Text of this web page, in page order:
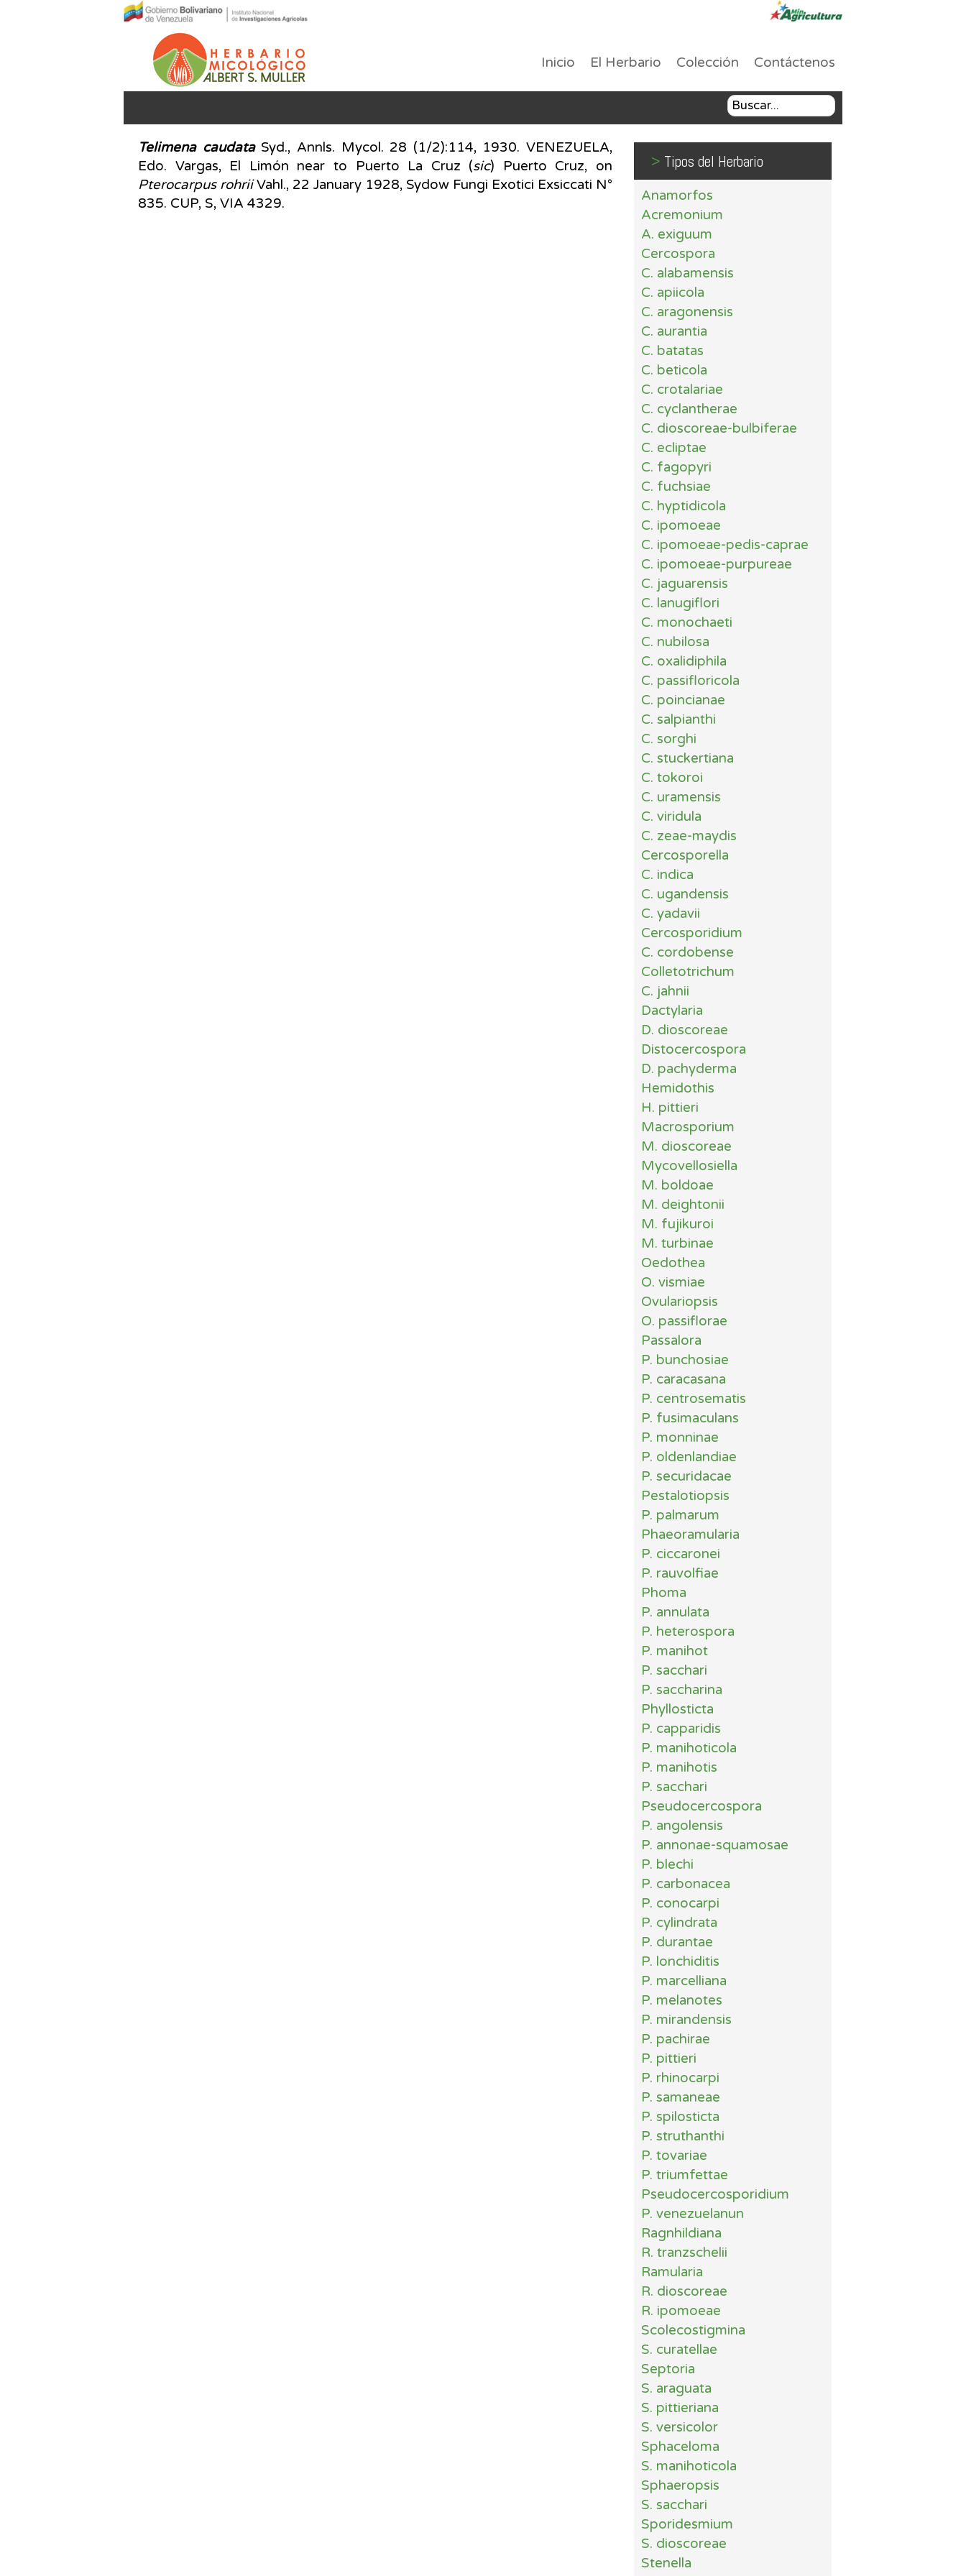
Inicio El Herbario Colección Contáctenos
Telimena caudata Syd., Annls. Mycol. 28 (1/2):114, 1930. VENEZUELA,
Edo. Vargas, El Limón near to Puerto La Cruz (sic) Puerto Cruz, on
Pterocarpus rohriiVahl., 22 January 1928, Sydow Fungi Exotici Exsiccati N°
835. CUP, S, VIA 4329.
> Tipos del Herbario
Anamorfos
Acremonium
A. exiguum
Cercospora
C. alabamensis
C. apiicola
C. aragonensis
C. aurantia
C. batatas
C. beticola
C. crotalariae
C. cyclantherae
C. dioscoreae-bulbiferae
C. ecliptae
C. fagopyri
C. fuchsiae
C. hyptidicola
C. ipomoeae
C. ipomoeae-pedis-caprae
C. ipomoeae-purpureae
C. jaguarensis
C. lanugiflori
C. monochaeti
C. nubilosa
C. oxalidiphila
C. passifloricola
C. poincianae
C. salpianthi
C. sorghi
C. stuckertiana
C. tokoroi
C. uramensis
C. viridula
C. zeae-maydis
Cercosporella
C. indica
C. ugandensis
C. yadavii
Cercosporidium
C. cordobense
Colletotrichum
C. jahnii
Dactylaria
D. dioscoreae
Distocercospora
D. pachyderma
Hemidothis
H. pittieri
Macrosporium
M. dioscoreae
Mycovellosiella
M. boldoae
M. deightonii
M. fujikuroi
M. turbinae
Oedothea
O. vismiae
Ovulariopsis
O. passiflorae
Passalora
P. bunchosiae
P. caracasana
P. centrosematis
P. fusimaculans
P. monninae
P. oldenlandiae
P. securidacae
Pestalotiopsis
P. palmarum
Phaeoramularia
P. ciccaronei
P. rauvolfiae
Phoma
P. annulata
P. heterospora
P. manihot
P. sacchari
P. saccharina
Phyllosticta
P. capparidis
P. manihoticola
P. manihotis
P. sacchari
Pseudocercospora
P. angolensis
P. annonae-squamosae
P. blechi
P. carbonacea
P. conocarpi
P. cylindrata
P. durantae
P. lonchiditis
P. marcelliana
P. melanotes
P. mirandensis
P. pachirae
P. pittieri
P. rhinocarpi
P. samaneae
P. spilosticta
P. struthanthi
P. tovariae
P. triumfettae
Pseudocercosporidium
P. venezuelanun
Ragnhildiana
R. tranzschelii
Ramularia
R. dioscoreae
R. ipomoeae
Scolecostigmina
S. curatellae
Septoria
S. araguata
S. pittieriana
S. versicolor
Sphaceloma
S. manihoticola
Sphaeropsis
S. sacchari
Sporidesmium
S. dioscoreae
Stenella